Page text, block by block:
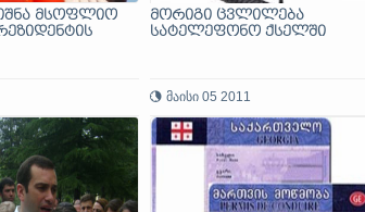
მსოფლიო
მორიგი ცვლილება
სატელეფონო ქსელში
მაისი 05 2011